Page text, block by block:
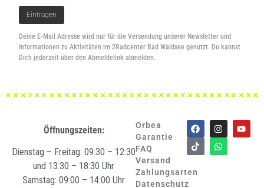
Deine E-Mail Adresse wird nur für die Versendung unserer Newsletter und
Informationen zu Aktivitäten im 2Radcenter Bad Waldsee genutzt. Du kannst
Dich jederzeit über den Abmeldelink abmelden.
Öffnungszeiten:
Dienstag – Freitag: 09:30 – 12:30
und 13:30 – 18:30 Uhr
Samstag: 09:00 – 14:00 Uhr
Orbea
Garantie
FAQ
Versand
Zahlungsarten
Datenschutz